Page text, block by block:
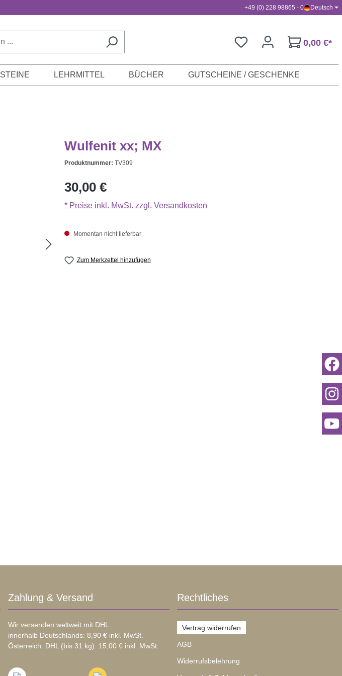
+49 (0) 228 98865 - 0 Deutsch
0,00 €*
STEINE LEHRMITTEL BÜCHER GUTSCHEINE / GESCHENKE
Wulfenit xx; MX
Produktnummer: TV309
Regulärer Preis:
30,00 €
* Preise inkl. MwSt. zzgl. Versandkosten
Momentan nicht lieferbar
Zum Merkzettel hinzufügen
Zahlung & Versand
Wir versenden weltweit mit DHL
innerhalb Deutschlands: 8,90 € inkl. MwSt.
Österreich: DHL (bis 31 kg): 15,00 € inkl. MwSt.
Rechtliches
Vertrag widerrufen
AGB
Widerrufsbelehrung